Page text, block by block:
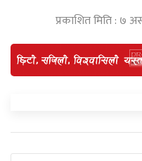
प्रकाशित मिति : ७